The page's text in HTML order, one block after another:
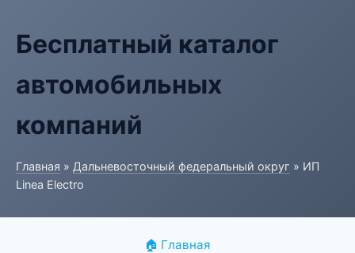
Бесплатный каталог
автомобильных
компаний
Главная » Дальневосточный федеральный округ » ИП
Linea Electro
🏠 Главная